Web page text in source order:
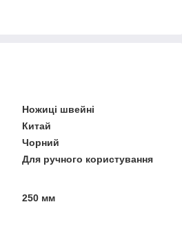
Ножиці швейні
Китай
Чорний
Для ручного користування
250 мм